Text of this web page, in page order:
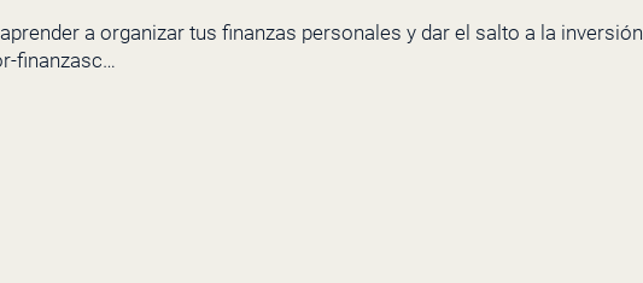
a organizar tus finanzas personales y dar el salto a la inversión
finanzasc…